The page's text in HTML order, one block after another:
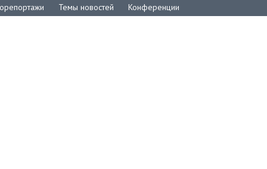
Темы новостей Конференции